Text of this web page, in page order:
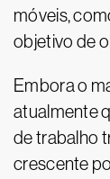
móveis,
objetivo de
Embora o
atualmente
de trabalho
crescente